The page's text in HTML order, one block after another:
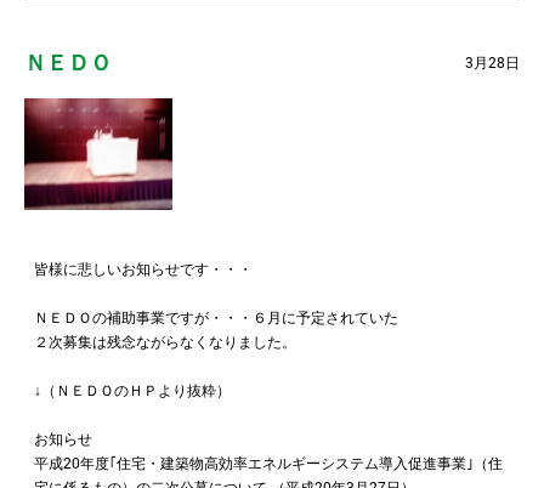
ＮＥＤＯ 3月28日
皆様に悲しいお知らせです・・・
ＮＥＤＯの補助事業ですが・・・６月に予定されていた
２次募集は残念ながらなくなりました。
↓（ＮＥＤＯのＨＰより抜粋）
お知らせ
平成20年度｢住宅・建築物高効率エネルギーシステム導入促進事業｣（住